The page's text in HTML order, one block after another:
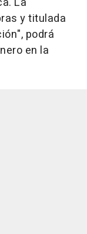
y titulada
podrá
en la